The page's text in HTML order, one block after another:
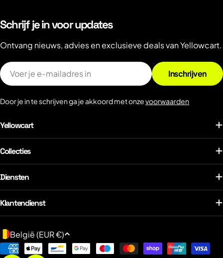
Schrijf je in voor updates
Ontvang nieuws, advies en exclusieve deals van Yellowcart.
E-
mail
Inschrijven
Door je in te schrijven ga je akkoord met onzevoorwaarden
Yellowcart
Collecties
Diensten
Klantendienst
L
a
België (EUR €)
Betaalmethoden